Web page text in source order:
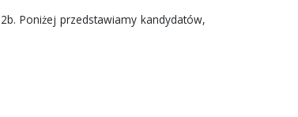
Poniżej przedstawiamy kandydatów,